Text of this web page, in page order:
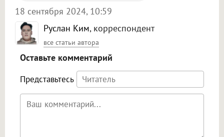
Руслан Ким, корреспондент
все статьи автора
18 сентября 2024, 10:59
Оставьте комментарий
Представьтесь